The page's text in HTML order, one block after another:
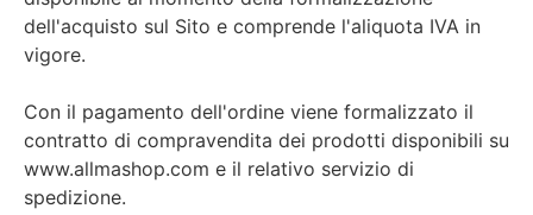
dell'acquisto sul Sito e comprende l'aliquota IVA in
vigore.
Con il pagamento dell'ordine viene formalizzato il
contratto di compravendita dei prodotti disponibili su
www.allmashop.com e il relativo servizio di
spedizione.